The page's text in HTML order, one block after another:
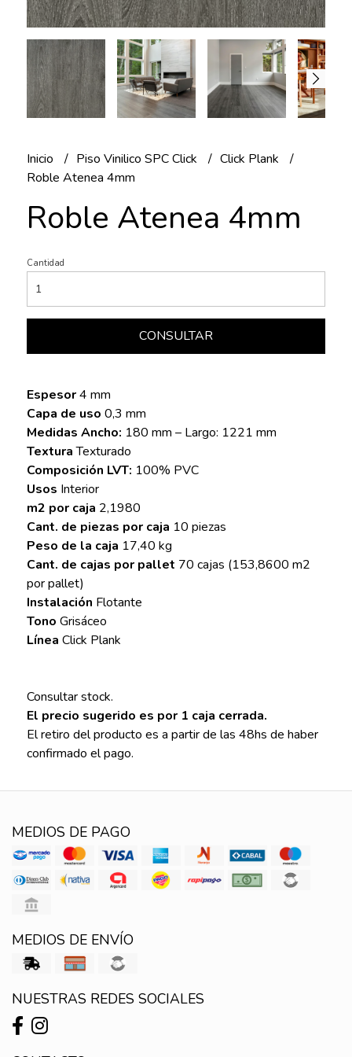
Inicio Piso Vinilico SPC Click
Click Plank
Roble Atenea 4mm
Roble Atenea 4mm
Cantidad
CONSULTAR
Espesor4 mm
Capa de uso 0,3 mm
Medidas Ancho: 180 mm – Largo: 1221 mm
TexturaTexturado
Composición LVT: 100% PVC
Usos Interior
m2 por caja 2,1980
Cant. de piezas por caja 10 piezas
Peso de la caja 17,40 kg
Cant. de cajas por pallet 70 cajas (153,8600 m2
por pallet)
Instalación Flotante
Tono Grisáceo
Línea Click Plank
Consultar stock.
El precio sugerido es por 1 caja cerrada.
El retiro del producto es a partir de las 48hs de haber
confirmado el pago.
MEDIOS DE PAGO
MEDIOS DE ENVÍO
NUESTRAS REDES SOCIALES